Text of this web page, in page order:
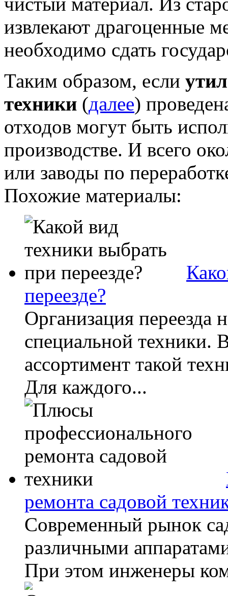
извлекают драгоценные
необходимо сдать
Таким образом, если
техники (далее)
отходов могут быть
производстве. И всего
или заводы по
Похожие материалы:
переезде?
Организация переезда
специальной техники.
ассортимент такой
Для каждого...
ремонта садовой
Современный рынок
различными
При этом инженеры